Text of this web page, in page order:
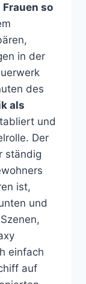
so
in der
des
als
und
Der
ständig
ist,
und
einfach
auf